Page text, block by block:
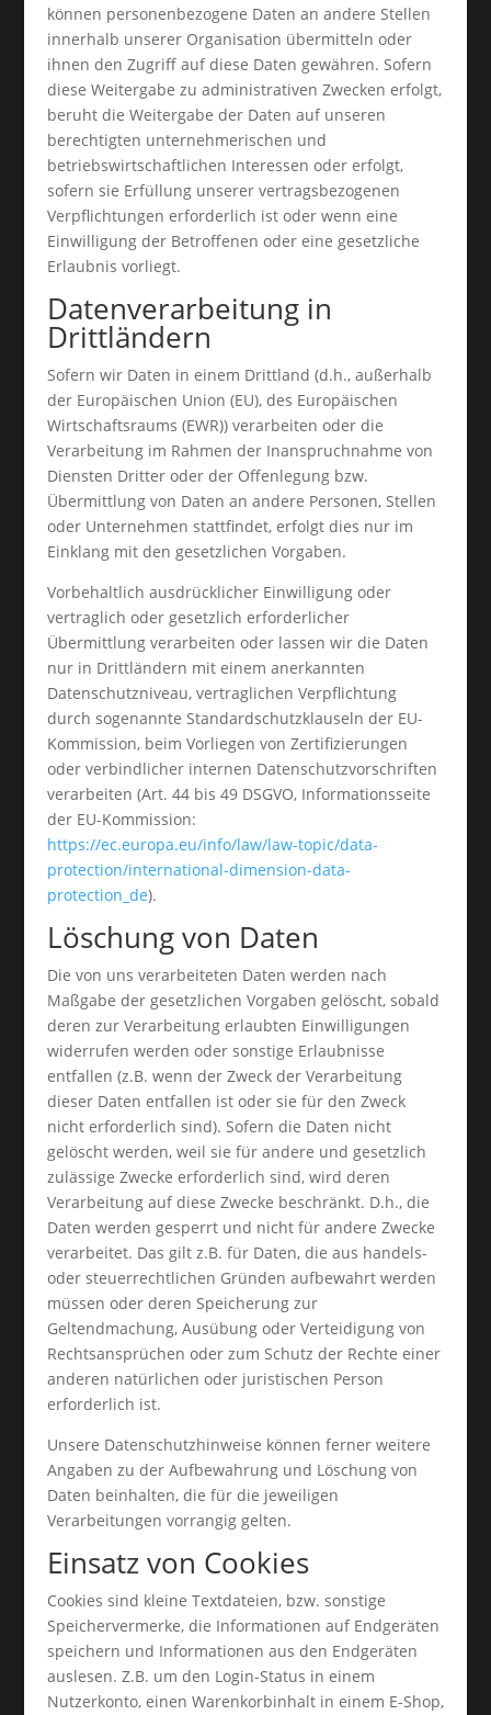
können personenbezogene Daten an andere Stellen
innerhalb unserer Organisation übermitteln oder
ihnen den Zugriff auf diese Daten gewähren. Sofern
diese Weitergabe zu administrativen Zwecken erfolgt,
beruht die Weitergabe der Daten auf unseren
berechtigten unternehmerischen und
betriebswirtschaftlichen Interessen oder erfolgt,
sofern sie Erfüllung unserer vertragsbezogenen
Verpflichtungen erforderlich ist oder wenn eine
Einwilligung der Betroffenen oder eine gesetzliche
Erlaubnis vorliegt.
Datenverarbeitung in
Drittländern
Sofern wir Daten in einem Drittland (d.h., außerhalb
der Europäischen Union (EU), des Europäischen
Wirtschaftsraums (EWR)) verarbeiten oder die
Verarbeitung im Rahmen der Inanspruchnahme von
Diensten Dritter oder der Offenlegung bzw.
Übermittlung von Daten an andere Personen, Stellen
oder Unternehmen stattfindet, erfolgt dies nur im
Einklang mit den gesetzlichen Vorgaben.
Vorbehaltlich ausdrücklicher Einwilligung oder
vertraglich oder gesetzlich erforderlicher
Übermittlung verarbeiten oder lassen wir die Daten
nur in Drittländern mit einem anerkannten
Datenschutzniveau, vertraglichen Verpflichtung
durch sogenannte Standardschutzklauseln der EU-
Kommission, beim Vorliegen von Zertifizierungen
oder verbindlicher internen Datenschutzvorschriften
verarbeiten (Art. 44 bis 49 DSGVO, Informationsseite
der EU-Kommission:
https://ec.europa.eu/info/law/law-topic/data-
protection/international-dimension-data-
protection_de).
Löschung von Daten
Die von uns verarbeiteten Daten werden nach
Maßgabe der gesetzlichen Vorgaben gelöscht, sobald
deren zur Verarbeitung erlaubten Einwilligungen
widerrufen werden oder sonstige Erlaubnisse
entfallen (z.B. wenn der Zweck der Verarbeitung
dieser Daten entfallen ist oder sie für den Zweck
nicht erforderlich sind). Sofern die Daten nicht
gelöscht werden, weil sie für andere und gesetzlich
zulässige Zwecke erforderlich sind, wird deren
Verarbeitung auf diese Zwecke beschränkt. D.h., die
Daten werden gesperrt und nicht für andere Zwecke
verarbeitet. Das gilt z.B. für Daten, die aus handels-
oder steuerrechtlichen Gründen aufbewahrt werden
müssen oder deren Speicherung zur
Geltendmachung, Ausübung oder Verteidigung von
Rechtsansprüchen oder zum Schutz der Rechte einer
anderen natürlichen oder juristischen Person
erforderlich ist.
Unsere Datenschutzhinweise können ferner weitere
Angaben zu der Aufbewahrung und Löschung von
Daten beinhalten, die für die jeweiligen
Verarbeitungen vorrangig gelten.
Einsatz von Cookies
Cookies sind kleine Textdateien, bzw. sonstige
Speichervermerke, die Informationen auf Endgeräten
speichern und Informationen aus den Endgeräten
auslesen. Z.B. um den Login-Status in einem
Nutzerkonto, einen Warenkorbinhalt in einem E-Shop,